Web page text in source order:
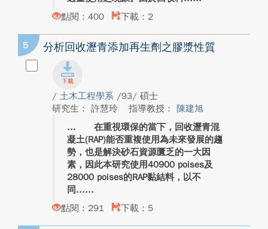
點閱：400
下載：2
5 分析回收瀝青添加再生劑之膠漿性質
/ 土木工程學系 /93/ 碩士
研究生： 許慧玲
指導教授： 陳建旭
在重視環保的當下，回收瀝青混
凝土(RAP)能否重複使用為未來發展的趨
勢，也是解決砂石資源匱乏的一大因
素，因此本研究使用40900 poises及
28000 poises的RAP黏結料，以不
同...
點閱：291
下載：5